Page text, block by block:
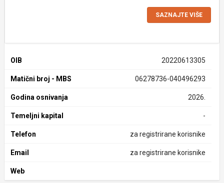
SAZNAJTE VIŠE
OIB 20220613305
Matični broj - MBS 06278736-040496293
Godina osnivanja 2026.
Temeljni kapital -
Telefon za registrirane korisnike
Email za registrirane korisnike
Web